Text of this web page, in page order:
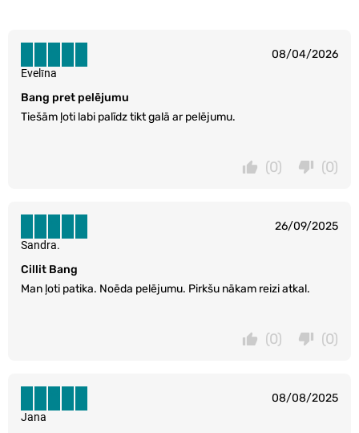
08/04/2026
Bang pret pelējumu
Tiešām ļoti labi palīdz tikt galā ar pelējumu.
Evelīna
(0)
(0)
26/09/2025
Cillit Bang
Man ļoti patika. Noēda pelējumu. Pirkšu nākam reizi atkal.
Sandra.
(0)
(0)
08/08/2025
Jana